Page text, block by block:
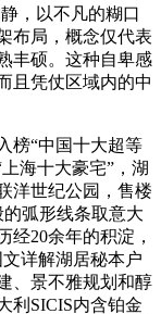
，以不凡的糊口
布局，概念仅代表
丰硕。这种自卑感
且凭仗区域内的中
“中国十大超等
海十大豪宅”，湖
洋世纪公园，售楼
弧形线条取意大
经20余年的积淀，
详解湖居秘本户
、景不雅规划和醇
利SICIS内含铂金